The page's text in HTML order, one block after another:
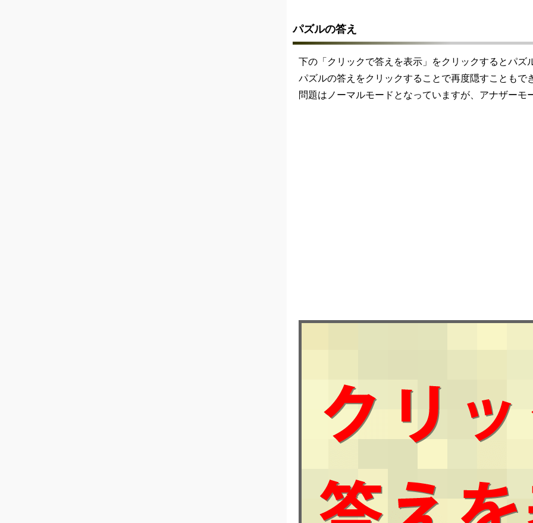
パズルの答え
下の「クリックで答えを表示」をクリックするとパズ
パズルの答えをクリックすることで再度隠すこともで
問題はノーマルモードとなっていますが、アナザーモ